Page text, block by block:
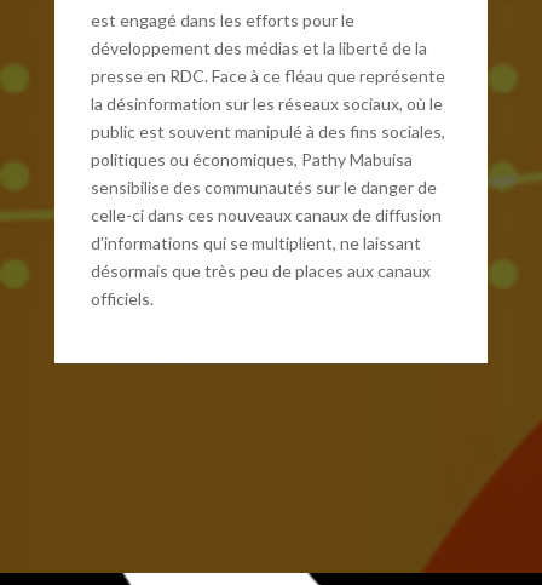
est engagé dans les efforts pour le
développement des médias et la liberté de la
presse en RDC. Face à ce fléau que représente
la désinformation sur les réseaux sociaux, où le
public est souvent manipulé à des fins sociales,
politiques ou économiques, Pathy Mabuisa
sensibilise des communautés sur le danger de
celle-ci dans ces nouveaux canaux de diffusion
d’informations qui se multiplient, ne laissant
désormais que très peu de places aux canaux
officiels.